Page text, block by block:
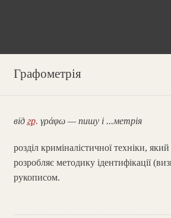
Графометрія
від гр. γράφω — пишу і ...метрія
розділ криміналістичної техніки,
розробляє методику ідентифікації
рукописом.